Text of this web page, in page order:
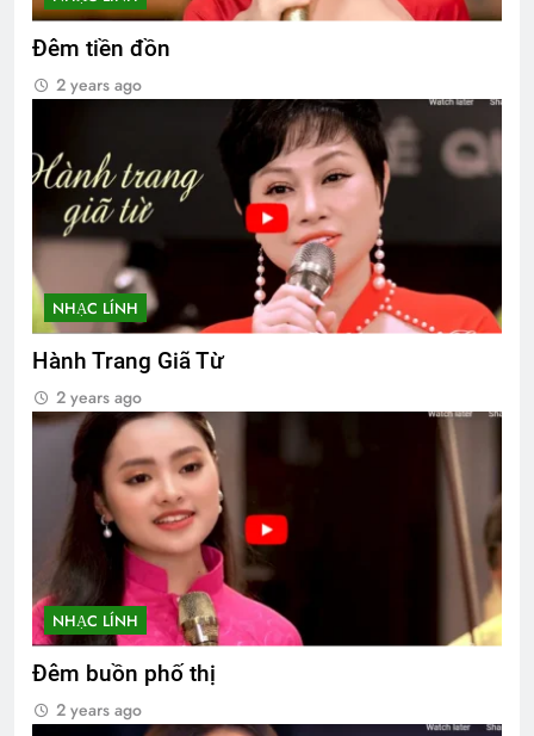
Đêm tiền đồn
2 years ago
NHẠC LÍNH
Hành Trang Giã Từ
2 years ago
NHẠC LÍNH
Đêm buồn phố thị
2 years ago